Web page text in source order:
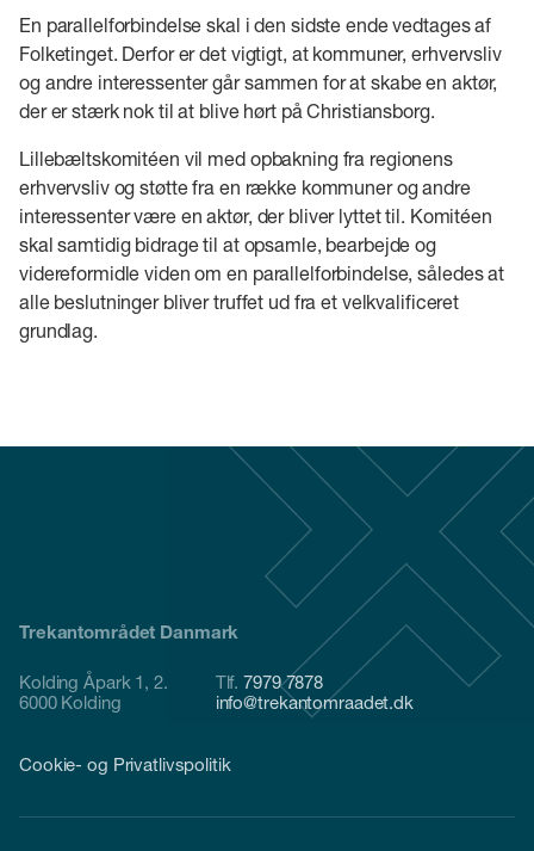
En parallelforbindelse skal i den sidste ende vedtages af
Folketinget. Derfor er det vigtigt, at kommuner, erhvervsliv
og andre interessenter går sammen for at skabe en aktør,
der er stærk nok til at blive hørt på Christiansborg.
Lillebæltskomitéen vil med opbakning fra regionens
erhvervsliv og støtte fra en række kommuner og andre
interessenter være en aktør, der bliver lyttet til. Komitéen
skal samtidig bidrage til at opsamle, bearbejde og
videreformidle viden om en parallelforbindelse, således at
alle beslutninger bliver truffet ud fra et velkvalificeret
grundlag.
Trekantområdet Danmark
Kolding Åpark 1, 2.
6000 Kolding
Tlf.7979 7878
info@trekantomraadet.dk
Cookie- og Privatlivspolitik